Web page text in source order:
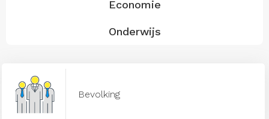
Economie
Onderwijs
Bevolking